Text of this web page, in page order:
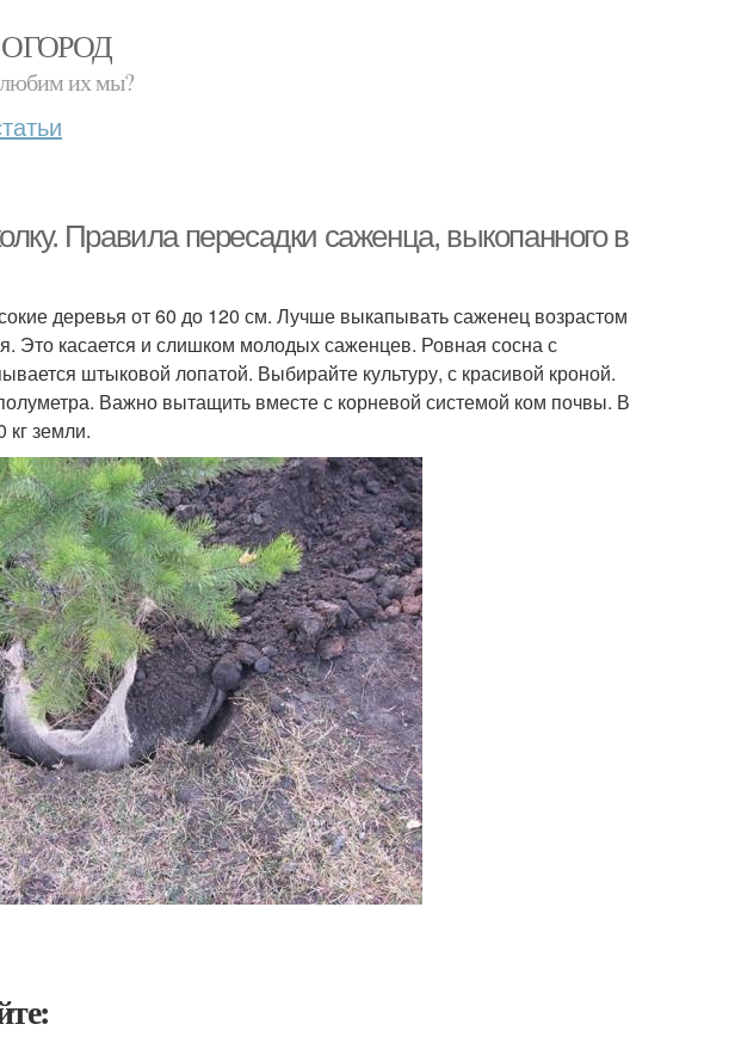
любим их мы?
Правила пересадки саженца, выкопанного в
деревья от 60 до 120 см. Лучше выкапывать саженец возрастом
Это касается и слишком молодых саженцев. Ровная сосна с
штыковой лопатой. Выбирайте культуру, с красивой кроной.
Важно вытащить вместе с корневой системой ком почвы. В
кг земли.